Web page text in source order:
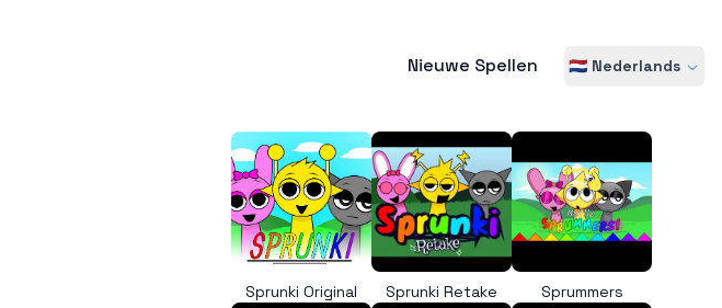
Nieuwe Spellen 🇳🇱 Nederlands
Sprunki Original Sprunki Retake Sprummers